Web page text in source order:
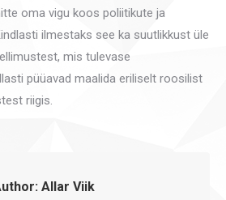
oma vigu koos poliitikute ja
ilmestaks see ka suutlikkust üle
mis tulevase
püüavad maalida eriliselt roosilist
riigis.
Allar Viik